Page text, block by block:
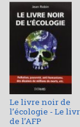
Le livre noir de
l’écologie - Le
de l’AFP